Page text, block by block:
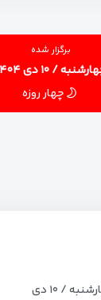
برگزار شده
/ ۱۰ دی ۱۴۰۴
چهار روزه
/ ۱۰ دی